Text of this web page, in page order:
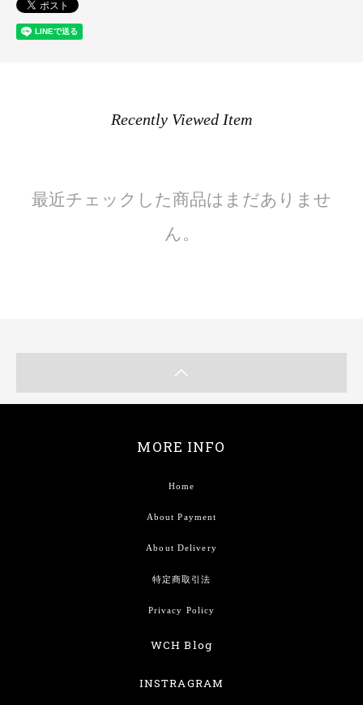
Recently Viewed Item
最近チェックした商品はまだありませ
ん。
MORE INFO
Home
About Payment
About Delivery
特定商取引法
Privacy Policy
WCH Blog
INSTRAGRAM